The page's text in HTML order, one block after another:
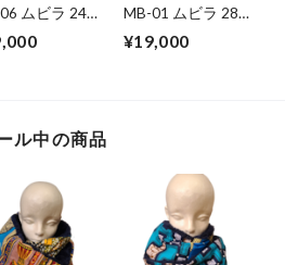
ムビラ 24鍵
MB-01 ムビラ 28鍵
¥19,000
ル中の商品